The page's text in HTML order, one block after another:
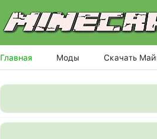
Главная Моды Скачать